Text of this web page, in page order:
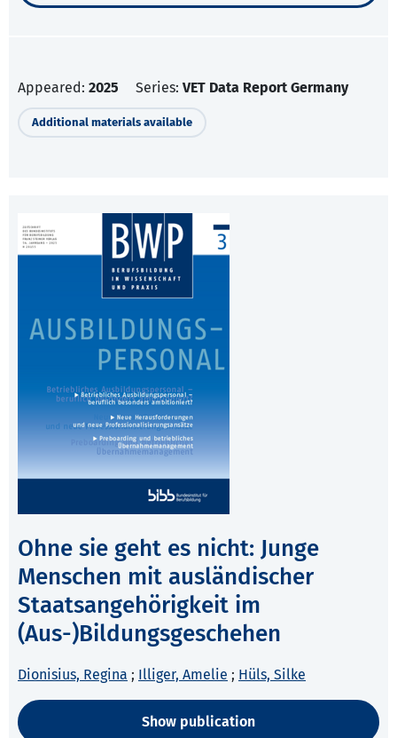
Appeared: 2025 Series: VET Data Report Germany
Additional materials available
Ohne sie geht es nicht: Junge
Menschen mit ausländischer
Staatsangehörigkeit im
(Aus-)Bildungsgeschehen
Dionisius, Regina ; Illiger, Amelie ; Hüls, Silke
Show publication